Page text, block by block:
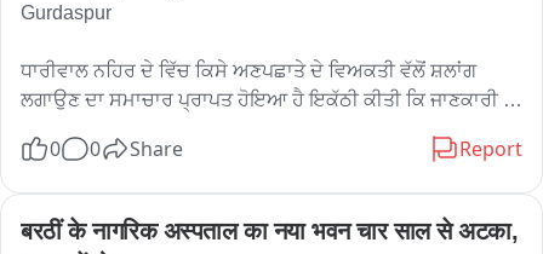
Gurdaspur
ਧਾਰੀਵਾਲ ਨਹਿਰ ਦੇ ਵਿੱਚ ਕਿਸੇ ਅਣਪਛਾਤੇ ਦੇ ਵਿਅਕਤੀ ਵੱਲੋਂ ਸ਼ਲਾਂਗ
ਲਗਾਉਣ ਦਾ ਸਮਾਚਾਰ ਪ੍ਰਾਪਤ ਹੋਇਆ ਹੈ ਇਕੱਠੀ ਕੀਤੀ ਕਿ ਜਾਣਕਾਰੀ
ਛਾਲ ਮਾਰ ਦਿੱਤੀ  ਲੋਕਾਂ ਨੇ ਦੱਸਿਆ ਕਿ ਜਦ ਉਸਨੇ ਛਾਲ ਲਗਾਈ ਤਾਂ ਨਹਿਰ
ਸੀ ਪੁਲਿਸ ਨੇ ਮੋਕੇ ਤੇ ਪਹੁੰਚ ਕੇ ਜਾਂਚ ਸ਼ੁਰੂ ਕਰ ਦਿੱਤੀ
0 0 Share Report
बरठीं के नागरिक अस्पताल का नया भवन चार साल से अटका,